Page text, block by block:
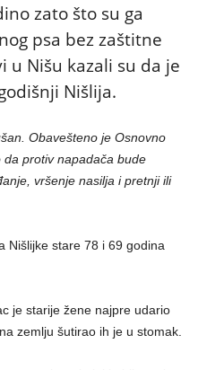
zato što su ga
psa bez zaštitne
u Nišu kazali su da je
Nišlija.
Obavešteno je Osnovno
da protiv napadača bude
vršenje nasilja i pretnji ili
Nišlijke stare 78 i 69 godina
je starije žene najpre udario
zemlju šutirao ih je u stomak.